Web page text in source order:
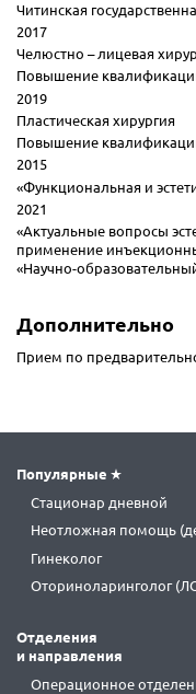
Читинская
2017
Челюстно – лицевая
Повышение
2019
Пластическая хирургия
Повышение
2015
«Функциональная и
2021
«Актуальные вопросы
применение
«Научно-
Дополнительно
Прием по
Популярные
Стационар дневной
Неотложная помощь
Гинеколог
Оториноларинголог
Отделения
и направления
Операционное